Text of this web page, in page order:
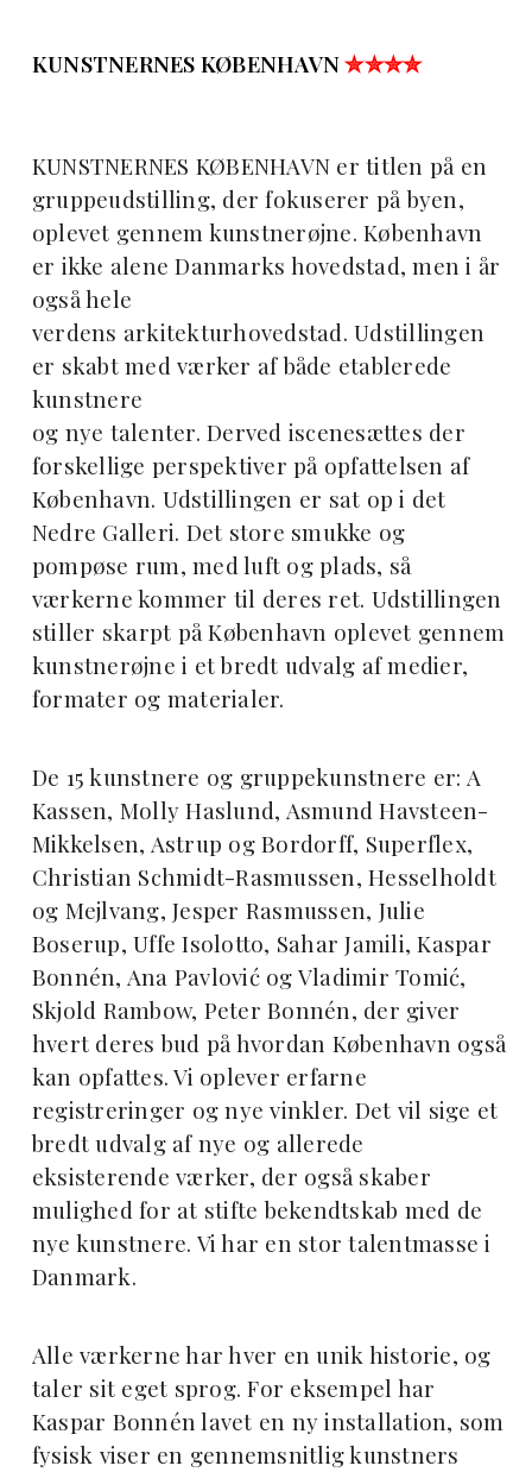
KUNSTNERNES KØBENHAVN✮✮✮✮
KUNSTNERNES KØBENHAVN er titlen på en
gruppeudstilling, der fokuserer på byen,
oplevet gennem kunstnerøjne. København
er ikke alene Danmarks hovedstad, men i år
også hele
verdens arkitekturhovedstad. Udstillingen
er skabt med værker af både etablerede
kunstnere
og nye talenter. Derved iscenesættes der
forskellige perspektiver på opfattelsen af
København. Udstillingen er sat op i det
Nedre Galleri. Det store smukke og
pompøse rum, med luft og plads, så
værkerne kommer til deres ret. Udstillingen
stiller skarpt på København oplevet gennem
kunstnerøjne i et bredt udvalg af medier,
formater og materialer.
De 15 kunstnere og gruppekunstnere er: A
Kassen, Molly Haslund, Asmund Havsteen-
Mikkelsen, Astrup og Bordorff, Superflex,
Christian Schmidt-Rasmussen, Hesselholdt
og Mejlvang, Jesper Rasmussen, Julie
Boserup, Uffe Isolotto, Sahar Jamili, Kaspar
Bonnén, Ana Pavlović og Vladimir Tomić,
Skjold Rambow, Peter Bonnén, der giver
hvert deres bud på hvordan København også
kan opfattes. Vi oplever erfarne
registreringer og nye vinkler. Det vil sige et
bredt udvalg af nye og allerede
eksisterende værker, der også skaber
mulighed for at stifte bekendtskab med de
nye kunstnere. Vi har en stor talentmasse i
Danmark.
Alle værkerne har hver en unik historie, og
taler sit eget sprog. For eksempel har
Kaspar Bonnén lavet en ny installation, som
fysisk viser en gennemsnitlig kunstners